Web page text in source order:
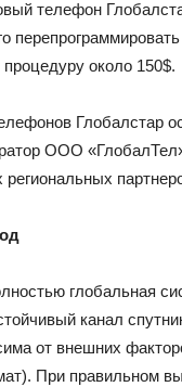
телефон
процедуру около 150$.
Глобалстар
ООО
региональных
глобальная
канал
от внешних
При правильном